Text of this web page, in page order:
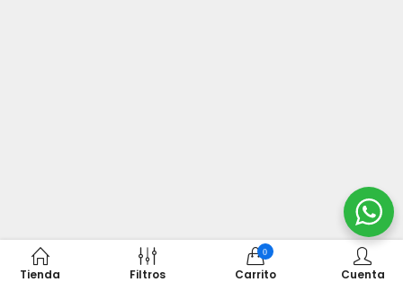
Tienda Filtros
0
Carrito Cuenta